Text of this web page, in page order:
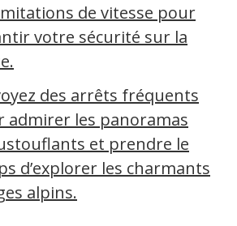
de vitesse pour
votre sécurité sur la
des arrêts fréquents
admirer les panoramas
et prendre le
d’explorer les charmants
alpins.